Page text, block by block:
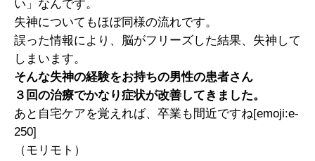
い」なんです。
失神についてもほぼ同様の流れです。
誤った情報により、脳がフリーズした結果、失神して
しまいます。
そんな失神の経験をお持ちの男性の患者さん
３回の治療でかなり症状が改善してきました。
あと自宅ケアを覚えれば、卒業も間近ですね[emoji:e-
250]
（モリモト）